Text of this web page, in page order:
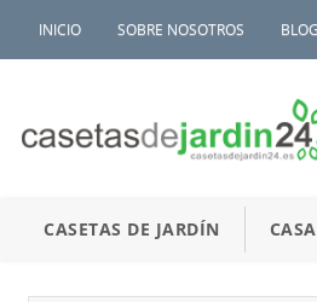
INICIO SOBRE NOSOTROS BLOG
CASETAS DE JARDÍN